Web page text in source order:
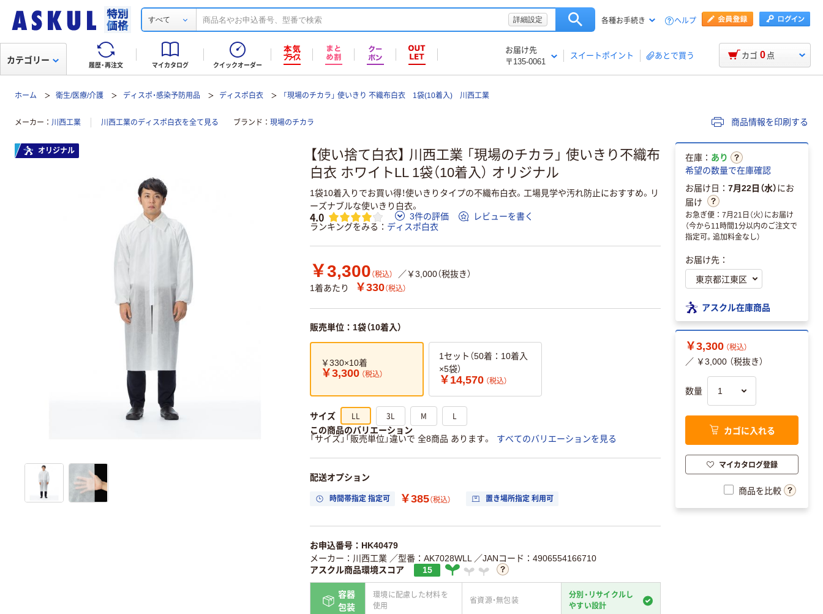
すべて 詳細設定 各種お手続き ヘルプ
履歴・再注文 マイカタログ クイックオーダー
お届け先
〒135-0061
スイートポイント あとで買う
カテゴリー カゴ 0 点
ホーム 衛生/医療/介護 ディスポ・感染予防用品 ディスポ白衣 「現場のチカラ」 使いきり 不織布白衣 1袋(10着入) 川西工業
メーカー 川西工業 川西工業のディスポ白衣を全て見る ブランド 現場のチカラ 商品情報を印刷する
【使い捨て白衣】 川西工業 「現場のチカラ」 使いきり不織布
白衣 ホワイトLL 1袋（10着入） オリジナル
1袋10着入りでお買い得！使いきりタイプの不織布白衣。工場見学や汚れ防止におすすめ。リ
ーズナブルな使いきり白衣。
4.0 3件の評価
レビューを書く
ランキングをみる
ディスポ白衣
￥3,300 （税込）
／￥3,000（税抜き）
1着あたり
￥330（税込）
販売単位：1袋（10着入）
￥330×10着
￥3,300 （税込）
1セット（50着：10着入
×5袋）
￥14,570 （税込）
サイズ LL 3L M L
この商品のバリエーション
「サイズ」「販売単位」違いで 全8商品 あります。
すべてのバリエーションを見る
配送オプション
時間帯指定 指定可 ￥385（税込） 置き場所指定 利用可
お申込番号：HK40479
メーカー：川西工業 ／型番：AK7028WLL
／JANコード：4906554166710
アスクル商品環境スコア
15
容器
包装
環境に配慮した材料を
使用
省資源・無包装
分別・リサイクルし
やすい設計
オリジナル
在庫： あり
希望の数量で在庫確認
お届け日： 7月22日（水）にお
届け
お急ぎ便：7月21日（火）にお届け
（今から11時間1分以内のご注文で
指定可。追加料金なし）
お届け先：
アスクル在庫商品
￥3,300 （税込）
／ ￥3,000 （税抜き）
数量
カゴに入れる
マイカタログ登録
商品を比較